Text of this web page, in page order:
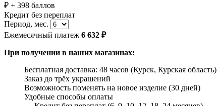
₽ + 398 баллов
Кредит без переплат
Период, мес.
Ежемесячный платеж 6 632 ₽
При получении в наших магазинах:
Бесплатная доставка: 48 часов (Курск, Курская область)
Заказ до трёх украшений
Возможность поменять на новое изделие (30 дней)
Удобные способы оплаты